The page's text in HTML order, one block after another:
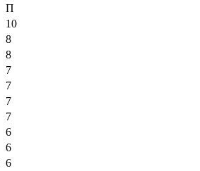
П
10
8
8
7
7
7
7
6
6
6